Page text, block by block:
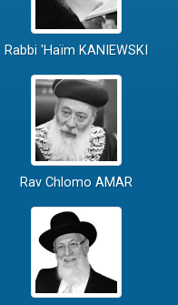
Rabbi 'Haïm KANIEWSKI
Rav Chlomo AMAR